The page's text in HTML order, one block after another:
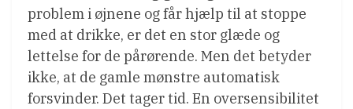
problem i øjnene og får hjælp til at stoppe
med at drikke, er det en stor glæde og
lettelse for de pårørende. Men det betyder
ikke, at de gamle mønstre automatisk
forsvinder. Det tager tid. En oversensibilitet